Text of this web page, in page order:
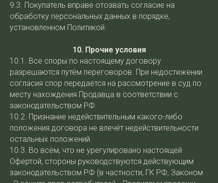
9.3. Покупатель вправе отозвать согласие на
обработку персональных данных в порядке,
установленном Политикой.
10. Прочие условия
10.1. Все споры по настоящему договору
разрешаются путём переговоров. При недостижении
согласия спор передаётся на рассмотрение в суд по
месту нахождения Продавца в соответствии с
законодательством РФ.
10.2. Признание недействительным какого-либо
положения договора не влечёт недействительности
остальных положений.
10.3. Во всём, что не урегулировано настоящей
Офертой, стороны руководствуются действующим
законодательством РФ (в частности, ГК РФ, Законом